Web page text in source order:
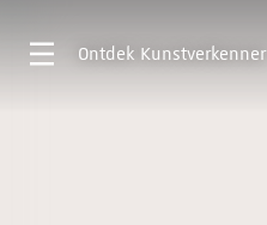
Ontdek Kunstverkenner